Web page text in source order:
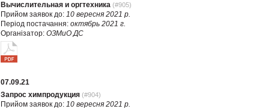
Вычислительная и оргтехника (#905)
Прийом заявок до: 10 вересня 2021 р.
Період постачання: октябрь 2021 г.
Організатор: ОЗМиО ДС
07.09.21
Запрос химпродукция(#904)
Прийом заявок до: 10 вересня 2021 р.